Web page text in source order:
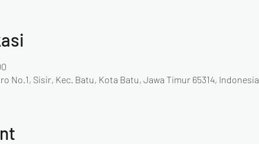
No.1, Sisir, Kec. Batu, Kota Batu, Jawa Timur 65314, Indonesia